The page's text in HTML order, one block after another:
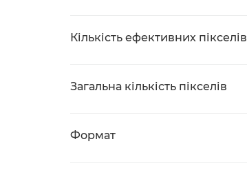
Кількість ефективних пікселів
Загальна кількість пікселів
Формат